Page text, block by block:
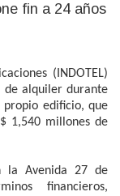
fin a 24 años
(INDOTEL)
de alquiler durante
propio edificio, que
1,540 millones de
la Avenida 27 de
financieros,